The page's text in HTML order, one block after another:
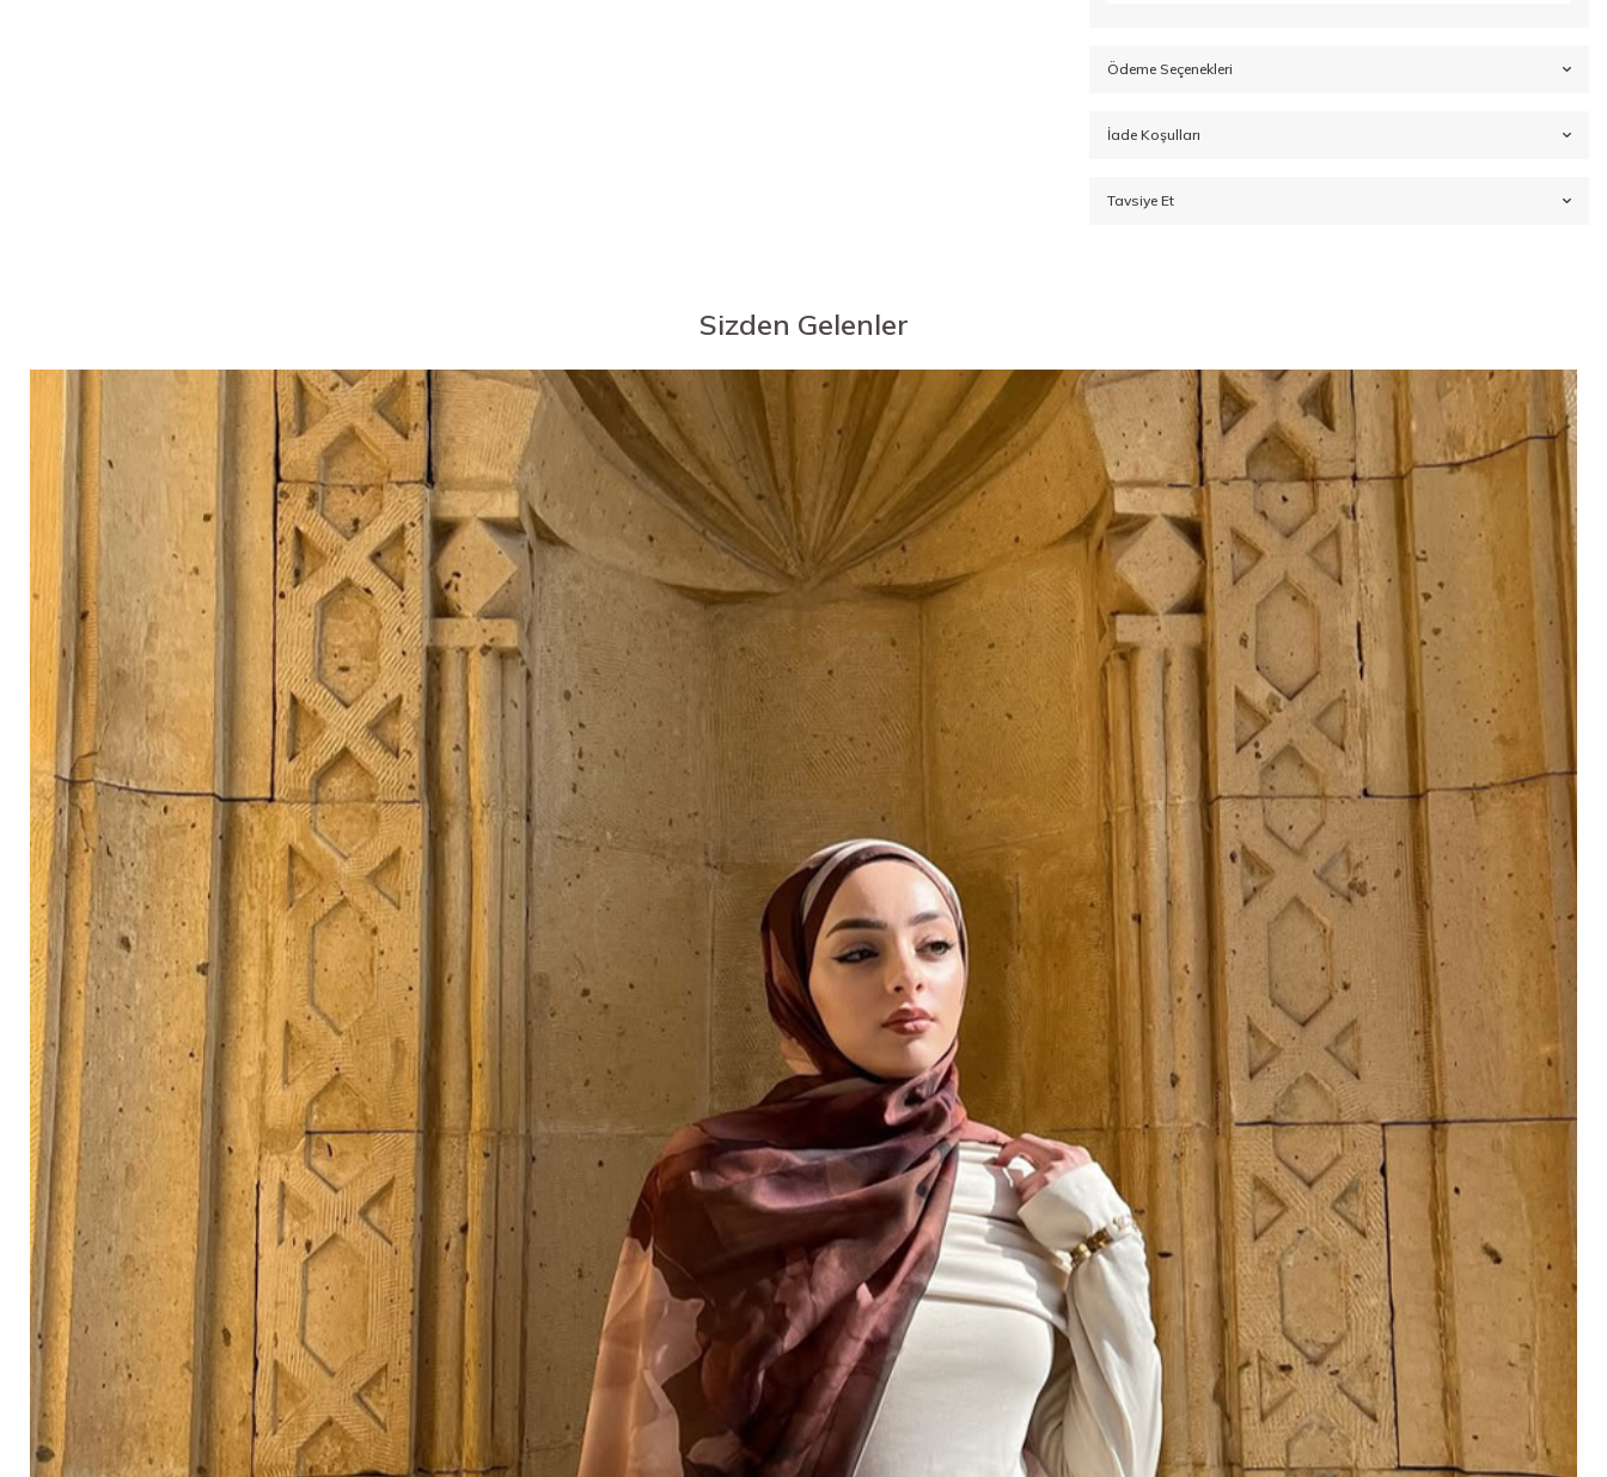
Ödeme Seçenekleri
İade Koşulları
Tavsiye Et
Sizden Gelenler